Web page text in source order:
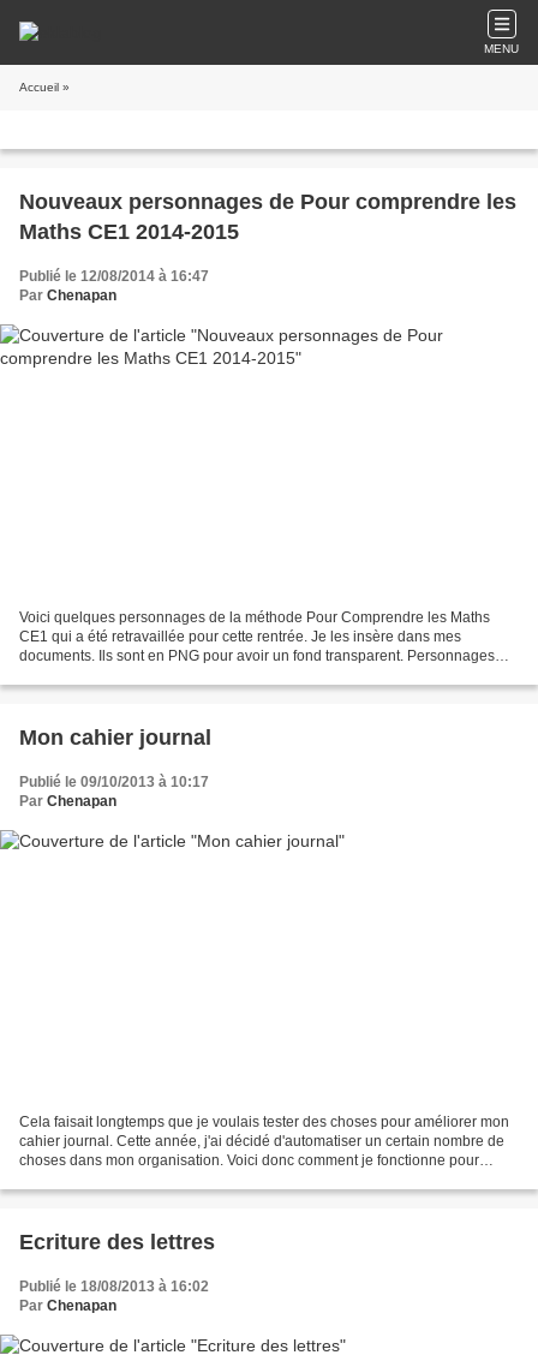
MENU
Accueil »
Nouveaux personnages de Pour comprendre les
Maths CE1 2014-2015
Publié le 12/08/2014 à 16:47
Par Chenapan
Voici quelques personnages de la méthode Pour Comprendre les Maths
CE1 qui a été retravaillée pour cette rentrée. Je les insère dans mes
documents. Ils sont en PNG pour avoir un fond transparent. Personnages
Mon cahier journal
Publié le 09/10/2013 à 10:17
Par Chenapan
Cela faisait longtemps que je voulais tester des choses pour améliorer mon
cahier journal. Cette année, j'ai décidé d'automatiser un certain nombre de
choses dans mon organisation. Voici donc comment je fonctionne pour
Ecriture des lettres
Publié le 18/08/2013 à 16:02
Par Chenapan